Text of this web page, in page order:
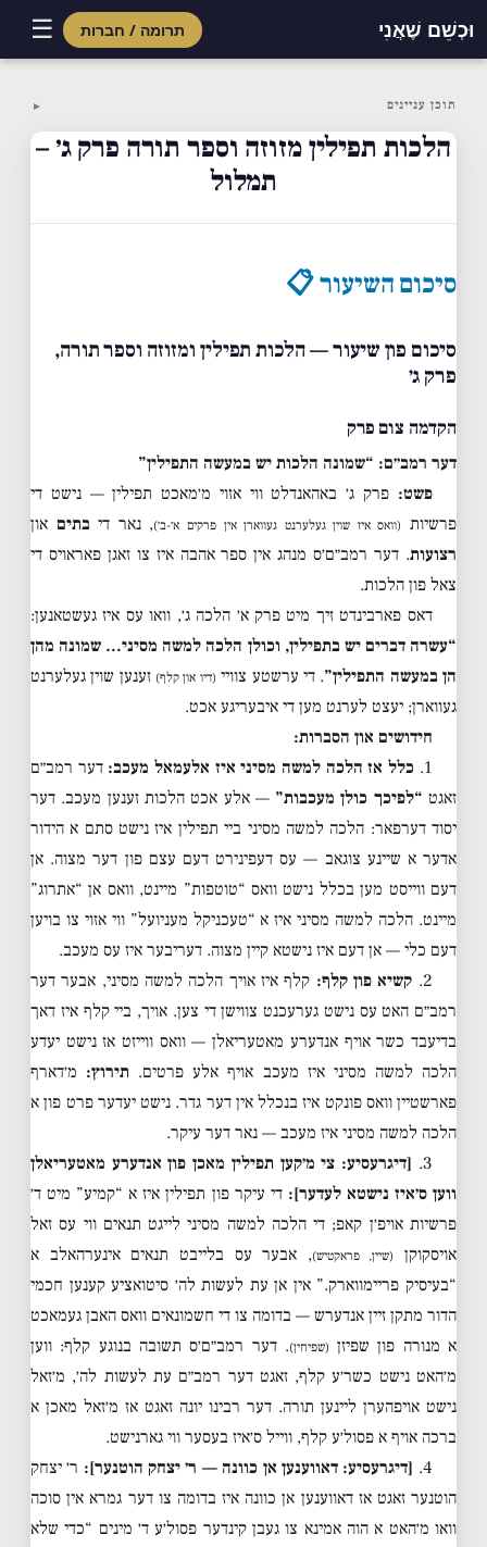
וּכְשֵׁם שֶׁאֲנִי תרומה / חברות ☰
content
תוכן עניינים ▼
הלכות תפילין מזוזה וספר תורה פרק ג׳ –
תמלול
סיכום השיעור 📋
סיכום פון שיעור — הלכות תפילין ומזוזה וספר תורה,
פרק ג׳
הקדמה צום פרק
דער רמב״ם: “שמונה הלכות יש במעשה התפילין”
פשט: פרק ג׳ באהאנדלט ווי אזוי מ׳מאכט תפילין — נישט די
פרשיות (וואס איז שוין געלערנט געווארן אין פרקים א׳-ב׳), נאר דיבתים און
רצועות. דער רמב״ם׳ס מנהג אין ספר אהבה איז צו זאגן פאראויס די
צאל פון הלכות.
דאס פארבינדט זיך מיט פרק א׳ הלכה ג׳, וואו עס איז געשטאנען:
“עשרה דברים יש בתפילין, וכולן הלכה למשה מסיני… שמונה מהן
הן במעשה התפילין”. די ערשטע צוויי (דיו און קלף) זענען שוין געלערנט
געווארן; יעצט לערנט מען די איבעריגע אכט.
חידושים און הסברות:
1. כלל אז הלכה למשה מסיני איז אלעמאל מעכב: דער רמב״ם
זאגט “לפיכך כולן מעכבות” — אלע אכט הלכות זענען מעכב. דער
יסוד דערפאר: הלכה למשה מסיני ביי תפילין איז נישט סתם א הידור
אדער א שיינע צוגאב — עס דעפינירט דעם עצם פון דער מצוה. אן
דעם ווייסט מען בכלל נישט וואס “טוטפות” מיינט, וואס אן “אתרוג”
מיינט. הלכה למשה מסיני איז א “טעכניקל מעניועל” ווי אזוי צו בויען
דעם כלי — אן דעם איז נישטא קיין מצוה. דעריבער איז עס מעכב.
2. קשיא פון קלף: קלף איז אויך הלכה למשה מסיני, אבער דער
רמב״ם האט עס נישט גערעכנט צווישן די צען. אויך, ביי קלף איז דאך
בדיעבד כשר אויף אנדערע מאטעריאלן — וואס ווייזט אז נישט יעדע
הלכה למשה מסיני איז מעכב אויף אלע פרטים. תירוץ: מ׳דארף
פארשטיין וואס פונקט איז בנכלל אין דער גדר. נישט יעדער פרט פון א
הלכה למשה מסיני איז מעכב — נאר דער עיקר.
3. [דיגרעסיע: צי מ׳קען תפילין מאכן פון אנדערע מאטעריאלן
ווען ס׳איז נישטא לעדער]: די עיקר פון תפילין איז א “קמיע” מיט ד׳
פרשיות אויפ׳ן קאפ; די הלכה למשה מסיני לייגט תנאים ווי עס זאל
אויסקוקן
(שיין, פראקטיש), אבער עס בלייבט תנאים אינערהאלב א
“בעיסיק פריימווארק.” אין אן עת לעשות לה׳ סיטואציע קענען חכמי
הדור מתקן זיין אנדערש — בדומה צו די חשמונאים וואס האבן געמאכט
א מנורה פון שפיזן (שפיחין). דער רמב״ם׳ס תשובה בנוגע קלף: ווען
מ׳האט נישט כשר׳ע קלף, זאגט דער רמב״ם עת לעשות לה׳, מ׳זאל
נישט אויפהערן ליינען תורה. דער רבינו יונה זאגט אז מ׳זאל מאכן א
ברכה אויף א פסול׳ע קלף, ווייל ס׳איז בעסער ווי גארנישט.
4. [דיגרעסיע: דאווענען אן כוונה — ר׳ יצחק הוטנער]: ר׳ יצחק
הוטנער זאגט אז דאווענען אן כוונה איז בדומה צו דער גמרא אין סוכה
וואו מ׳האט א הוה אמינא צו געבן קינדער פסול׳ע ד׳ מינים “כדי שלא